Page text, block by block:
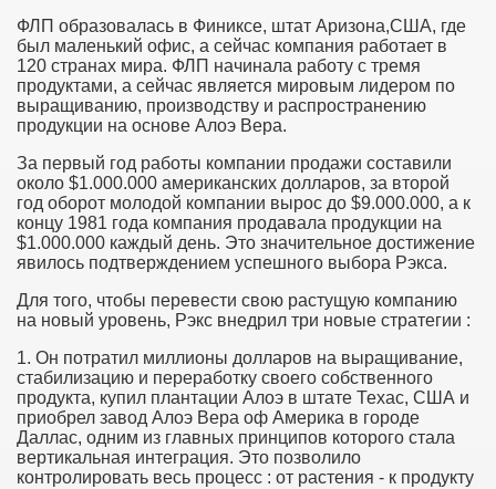
ФЛП образовалась в Финиксе, штат Аризона,США, где
был маленький офис, а сейчас компания работает в
120 странах мира. ФЛП начинала работу с тремя
продуктами, а сейчас является мировым лидером по
выращиванию, производству и распространению
продукции на основе Алоэ Вера.
За первый год работы компании продажи составили
около $1.000.000 американских долларов, за второй
год оборот молодой компании вырос до $9.000.000, а к
концу 1981 года компания продавала продукции на
$1.000.000 каждый день. Это значительное достижение
явилось подтверждением успешного выбора Рэкса.
Для того, чтобы перевести свою растущую компанию
на новый уровень, Рэкс внедрил три новые стратегии :
1. Он потратил миллионы долларов на выращивание,
стабилизацию и переработку своего собственного
продукта, купил плантации Алоэ в штате Техас, США и
приобрел завод Алоэ Вера оф Америка в городе
Даллас, одним из главных принципов которого стала
вертикальная интеграция. Это позволило
контролировать весь процесс : от растения - к продукту